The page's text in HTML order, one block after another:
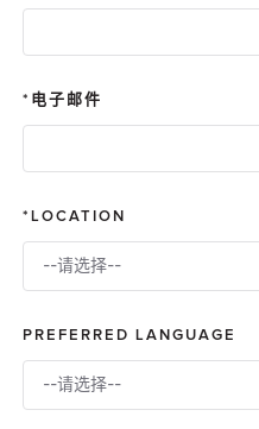
电子邮件
LOCATION
--请选择--
PREFERRED LANGUAGE
--请选择--